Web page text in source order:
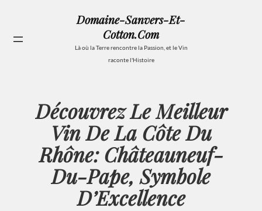
contenu
Domaine-Sanvers-Et-
Cotton.com
Là où la Terre rencontre la Passion, et le Vin
raconte l'Histoire
Découvrez Le Meilleur
Vin De La Côte Du
Rhône: Châteauneuf-
Du-Pape, Symbole
D’Excellence